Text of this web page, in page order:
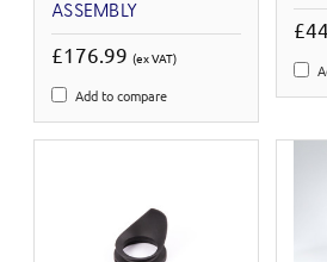
ASSEMBLY
£176.99 (ex VAT)
Add to compare